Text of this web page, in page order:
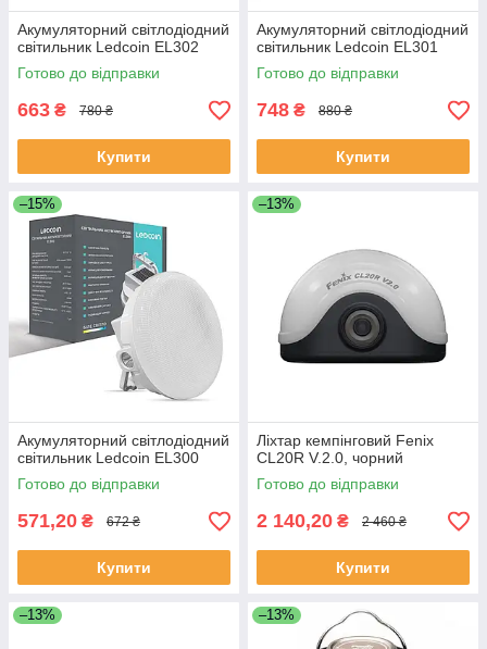
Акумуляторний світлодіодний
світильник Ledcoin EL302
Готово до відправки
663 ₴ 780 ₴
Купити
Акумуляторний світлодіодний
світильник Ledcoin EL301
Готово до відправки
748 ₴ 880 ₴
Купити
–15%
Акумуляторний світлодіодний
світильник Ledcoin EL300
Готово до відправки
571,20 ₴ 672 ₴
Купити
–13%
Ліхтар кемпінговий Fenix
CL20R V.2.0, чорний
Готово до відправки
2 140,20 ₴ 2 460 ₴
Купити
–13% –13%